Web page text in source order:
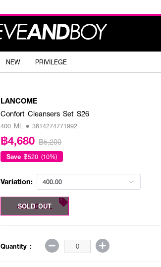
NEW PRIVILEGE
LANCOME
Confort Cleansers Set S26
400 ML • 3614274771992
฿4,680 ฿5,200
Save ฿520 (10%)
Variation: 400.00
400.00 ML
SOLD OUT
Quantity :